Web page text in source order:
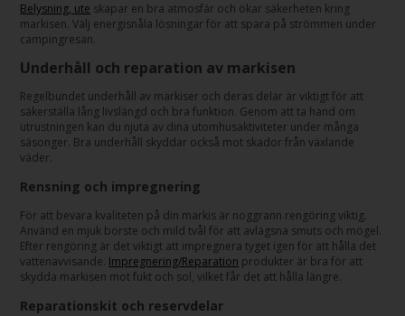
Belysning, ute skapar en bra atmosfär och ökar säkerheten kring
markisen. Välj energisnåla lösningar för att spara på strömmen under
campingresan.
Underhåll och reparation av markisen
Regelbundet underhåll av markiser och deras delar är viktigt för att
säkerställa lång livslängd och bra funktion. Genom att ta hand om
utrustningen kan du njuta av dina utomhusaktiviteter under många
säsonger. Bra underhåll skyddar också mot skador från växlande
väder.
Rensning och impregnering
För att bevara kvaliteten på din markis är noggrann rengöring viktig.
Använd en mjuk borste och mild tvål för att avlägsna smuts och mögel.
Efter rengöring är det viktigt att impregnera tyget igen för att hålla det
vattenavvisande. Impregnering/Reparation produkter är bra för att
skydda markisen mot fukt och sol, vilket får det att hålla längre.
Reparationskit och reservdelar